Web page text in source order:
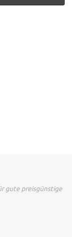
gute preisgünstige